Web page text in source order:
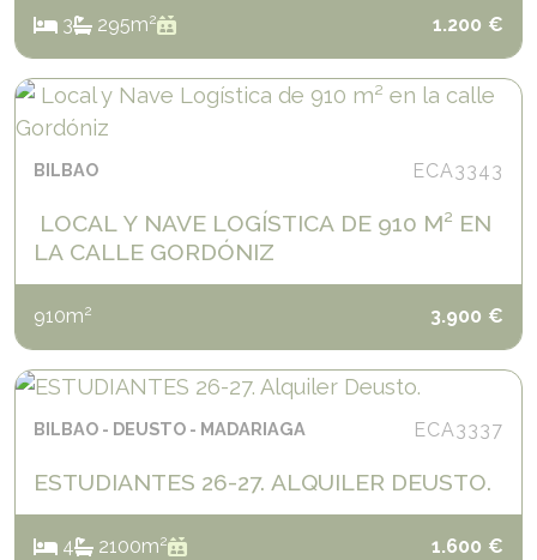
3 295m2 1.200 €
BILBAO ECA3343
LOCAL Y NAVE LOGÍSTICA DE 910 M² EN
LA CALLE GORDÓNIZ
910m2 3.900 €
BILBAO DEUSTO MADARIAGA ECA3337
ESTUDIANTES 26-27. ALQUILER DEUSTO.
4 2100m2 1.600 €